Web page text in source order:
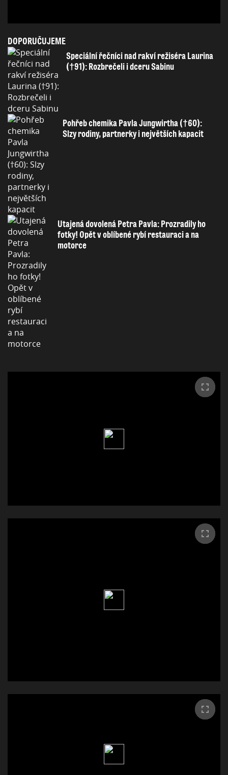
DOPORUČUJEME
Speciální řečníci nad rakví režiséra Laurina
(†91): Rozbrečeli i dceru Sabinu
Pohřeb chemika Pavla Jungwirtha (†60):
Slzy rodiny, partnerky i největších kapacit
Utajená dovolená Petra Pavla: Prozradily ho
fotky! Opět v oblíbené rybí restauraci a na
motorce